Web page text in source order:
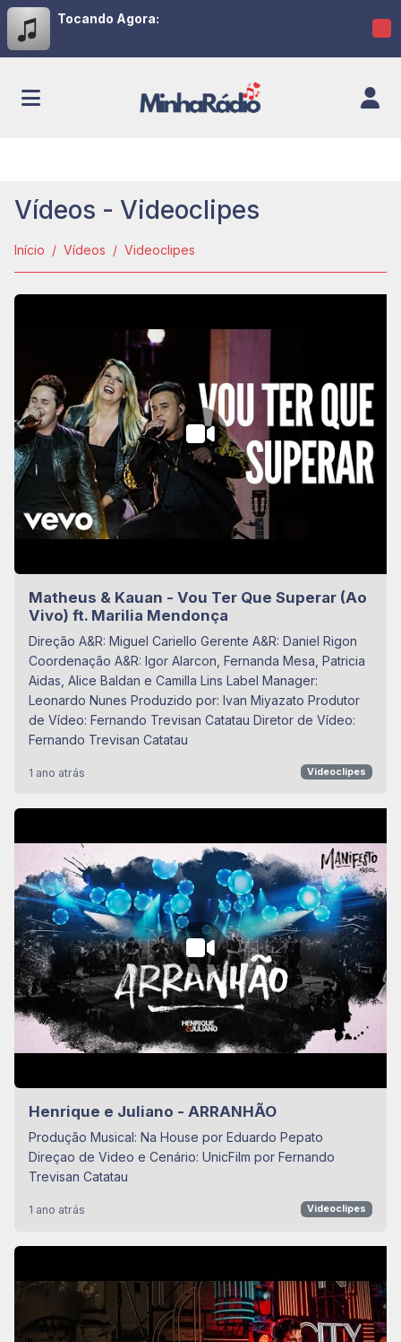
Tocando Agora:
Vídeos - Videoclipes
Início Vídeos Videoclipes
Matheus & Kauan - Vou Ter Que Superar (Ao
Vivo) ft. Marilia Mendonça
Direção A&R: Miguel Cariello Gerente A&R: Daniel Rigon
Coordenação A&R: Igor Alarcon, Fernanda Mesa, Patricia
Aidas, Alice Baldan e Camilla Lins Label Manager:
Leonardo Nunes Produzido por: Ivan Miyazato Produtor
de Vídeo: Fernando Trevisan Catatau Diretor de Vídeo:
Fernando Trevisan Catatau
1 ano atrás Videoclipes
Henrique e Juliano - ARRANHÃO
Produção Musical: Na House por Eduardo Pepato
Direçao de Video e Cenário: UnicFilm por Fernando
Trevisan Catatau
1 ano atrás Videoclipes